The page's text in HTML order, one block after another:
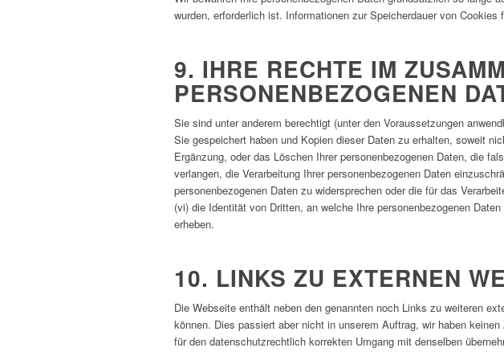
wurden, erforderlich ist. Informationen zur Speicherdauer von Cookies
9. IHRE RECHTE IM
PERSONENBEZOGENEN
Sie sind unter anderem berechtigt (unter den Voraussetzungen
Sie gespeichert haben und Kopien dieser Daten zu erhalten, soweit
Ergänzung, oder das Löschen Ihrer personenbezogenen Daten, die
verlangen, die Verarbeitung Ihrer personenbezogenen Daten
personenbezogenen Daten zu widersprechen oder die für das
(vi) die Identität von Dritten, an welche Ihre personenbezogenen
erheben.
10. LINKS ZU EXTERNEN
Die Webseite enthält neben den genannten noch Links zu weiteren
können. Dies passiert aber nicht in unserem Auftrag, wir haben
für den datenschutzrechtlich korrekten Umgang mit denselben